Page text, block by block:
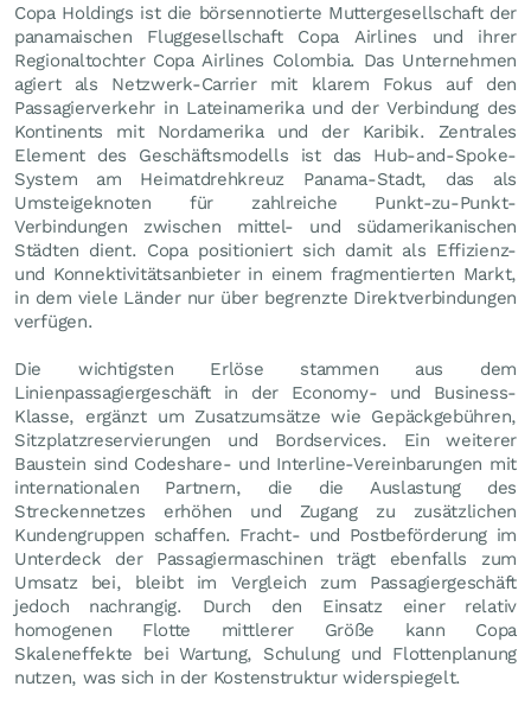
Copa Holdings ist die börsennotierte Muttergesellschaft der
panamaischen Fluggesellschaft Copa Airlines und ihrer
Regionaltochter Copa Airlines Colombia. Das Unternehmen
agiert als Netzwerk-Carrier mit klarem Fokus auf den
Passagierverkehr in Lateinamerika und der Verbindung des
Kontinents mit Nordamerika und der Karibik. Zentrales
Element des Geschäftsmodells ist das Hub-and-Spoke-
System am Heimatdrehkreuz Panama-Stadt, das als
Umsteigeknoten für zahlreiche Punkt-zu-Punkt-
Verbindungen zwischen mittel- und südamerikanischen
Städten dient. Copa positioniert sich damit als Effizienz-
und Konnektivitätsanbieter in einem fragmentierten Markt,
in dem viele Länder nur über begrenzte Direktverbindungen
verfügen.
Die wichtigsten Erlöse stammen aus dem
Linienpassagiergeschäft in der Economy- und Business-
Klasse, ergänzt um Zusatzumsätze wie Gepäckgebühren,
Sitzplatzreservierungen und Bordservices. Ein weiterer
Baustein sind Codeshare- und Interline-Vereinbarungen mit
internationalen Partnern, die die Auslastung des
Streckennetzes erhöhen und Zugang zu zusätzlichen
Kundengruppen schaffen. Fracht- und Postbeförderung im
Unterdeck der Passagiermaschinen trägt ebenfalls zum
Umsatz bei, bleibt im Vergleich zum Passagiergeschäft
jedoch nachrangig. Durch den Einsatz einer relativ
homogenen Flotte mittlerer Größe kann Copa
Skaleneffekte bei Wartung, Schulung und Flottenplanung
nutzen, was sich in der Kostenstruktur widerspiegelt.